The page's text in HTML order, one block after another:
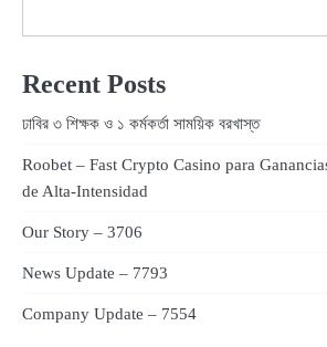
Recent Posts
ঢাবির ৩ শিক্ষক ও ১ কর্মকর্তা সাময়িক বরখাস্ত
Roobet – Fast Crypto Casino para
de Alta‑Intensidad
Our Story – 3706
News Update – 7793
Company Update – 7554